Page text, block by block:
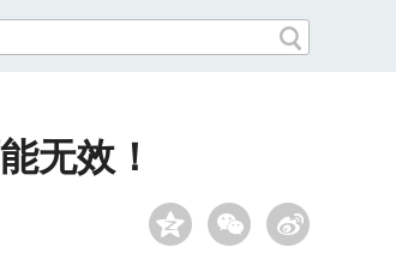
无效！